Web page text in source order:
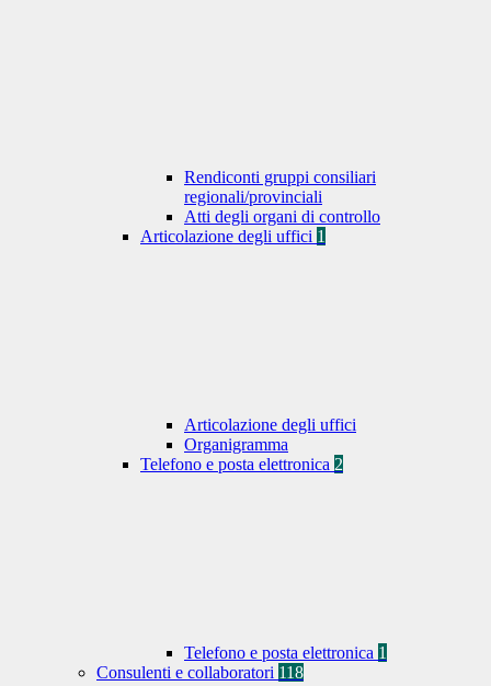
Rendiconti gruppi consiliari
regionali/provinciali
Atti degli organi di controllo
Articolazione degli uffici 1
Articolazione degli uffici
Organigramma
Telefono e posta elettronica 2
Telefono e posta elettronica 1
Consulenti e collaboratori 118